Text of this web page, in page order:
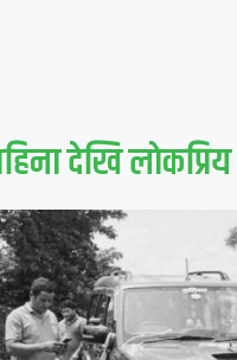
देखि लाेकप्रिय